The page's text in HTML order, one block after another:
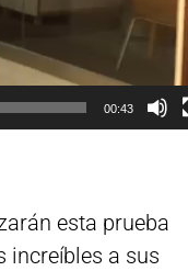
00:43
esta prueba
increíbles a sus